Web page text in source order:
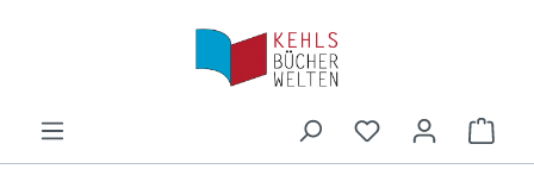
Zum Hauptinhalt springen